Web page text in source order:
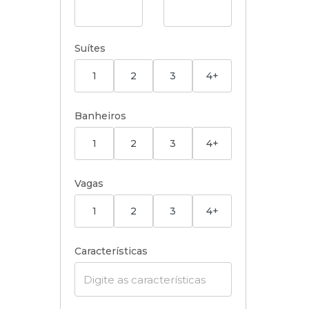
Suítes
1 2 3 4+
Banheiros
1 2 3 4+
Vagas
1 2 3 4+
Características